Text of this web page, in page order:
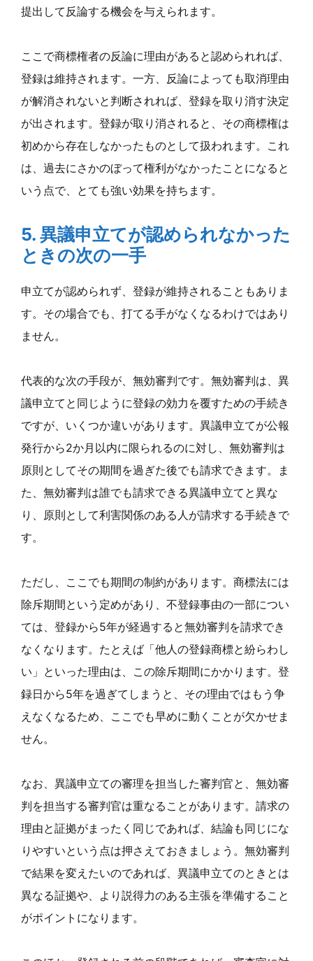
提出して反論する機会を与えられます。
ここで商標権者の反論に理由があると認められれば、
登録は維持されます。一方、反論によっても取消理由
が解消されないと判断されれば、登録を取り消す決定
が出されます。登録が取り消されると、その商標権は
初めから存在しなかったものとして扱われます。これ
は、過去にさかのぼって権利がなかったことになると
いう点で、とても強い効果を持ちます。
5. 異議申立てが認められなかった
ときの次の一手
申立てが認められず、登録が維持されることもありま
す。その場合でも、打てる手がなくなるわけではあり
ません。
代表的な次の手段が、無効審判です。無効審判は、異
議申立てと同じように登録の効力を覆すための手続き
ですが、いくつか違いがあります。異議申立てが公報
発行から2か月以内に限られるのに対し、無効審判は
原則としてその期間を過ぎた後でも請求できます。ま
た、無効審判は誰でも請求できる異議申立てと異な
り、原則として利害関係のある人が請求する手続きで
す。
ただし、ここでも期間の制約があります。商標法には
除斥期間という定めがあり、不登録事由の一部につい
ては、登録から5年が経過すると無効審判を請求でき
なくなります。たとえば「他人の登録商標と紛らわし
い」といった理由は、この除斥期間にかかります。登
録日から5年を過ぎてしまうと、その理由ではもう争
えなくなるため、ここでも早めに動くことが欠かせま
せん。
なお、異議申立ての審理を担当した審判官と、無効審
判を担当する審判官は重なることがあります。請求の
理由と証拠がまったく同じであれば、結論も同じにな
りやすいという点は押さえておきましょう。無効審判
で結果を変えたいのであれば、異議申立てのときとは
異なる証拠や、より説得力のある主張を準備すること
がポイントになります。